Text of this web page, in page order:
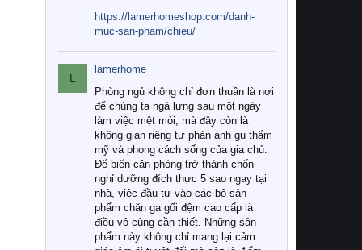
https://lamerhomeshop.com/danh-
muc-san-pham/chieu/
L
lamerhome
Phòng ngủ không chỉ đơn thuần là nơi
để chúng ta ngả lưng sau một ngày
làm việc mệt mỏi, mà đây còn là
không gian riêng tư phản ánh gu thẩm
mỹ và phong cách sống của gia chủ.
Để biến căn phòng trở thành chốn
nghỉ dưỡng đích thực 5 sao ngay tại
nhà, việc đầu tư vào các bộ sản
phẩm chăn ga gối đệm cao cấp là
điều vô cùng cần thiết. Những sản
phẩm này không chỉ mang lại cảm